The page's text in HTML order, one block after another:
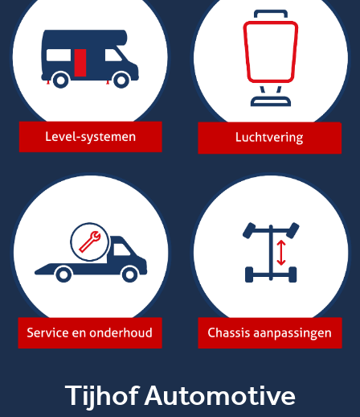
Tijhof Automotive